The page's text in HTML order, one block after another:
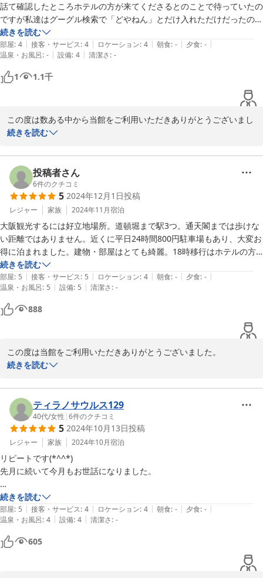
話て確認したところホテルの方が来てくださるとのことで待っていたの
ですが私達はグーグル検索で「どやねん」とだけ入れただけだったので
違う同じ系列の改装中のホテルに来ていて折り返し電話をいただき
違うホテルに来ていた事が発覚し改めて検索し直し到着した次第です！
最初、もう凄く荒れた廃墟のような感じのところで安いのでこんなのか
と思いながらもあまりにも酷いので心配していたのですが本当のところ
なぜ、最初に着いたときに違うホテルだと４人もいたのに誰一人気づか
なったのかホントにバカだと笑いが止まらなかった次第です！
感謝です！
おばさん達には少しこうしたタイプのホテルはハードル高かったですが
今度からはシステムもよくわかったので次回また大阪に行くことあった
ら改装中のホテルが完成したらそちらの方にもまた、行ってみたいと思
います！
この時のことは後から思い出し笑いを何度もしてしまってます！
ある意味、いい旅の思い出になりました！
（この時のホテルのお姉さんの対応が悪かったらこんな気持ちにはなれ
なかったと思います）
続きを読む
部屋: 4 | 接客・サービス: 4 | ロケーション: 4 | 朝食: - | 夕食: - |
温泉・お風呂: - | 設備: 4 | 清潔さ: -
1 1.1千
この度は数ある中から当館をご利用いただきありがとうございまし
た。
ございましたらご利用お待ちしております。
2025-01-13
続きを読む
投稿者さん
6件のクチコミ
5 2024年12月1日投稿
レジャー 家族 2024年11月宿泊
大阪観光するには好立地場所。道頓堀まで駅3つ。通天閣までは歩けな
い距離ではありません。近くに平日24時間800円駐車場もあり、大変お
得に泊まれました。建物・部屋はとても綺麗。18時移行はホテルの方
はいませんが、チャックイン・チェックアウトともにスムーズで、トラ
ブルが無ければ快適に過ごせます。しいて言うなら、テレビがカードの
読み取りがうまくいっておらず、途中で何度も消えた。改善すると良い
かと思います。機会があれば、また利用したい。
続きを読む
部屋: 5 | 接客・サービス: 5 | ロケーション: 4 | 朝食: - | 夕食: - |
温泉・お風呂: 5 | 設備: 5 | 清潔さ: -
888
この度は当館をご利用いただきありがとうございました。
テレビに関してご不便をおかけして申し訳ございません。そんな中
またの機会がございましたらご利用お待ちしております。
2024-12-05
続きを読む
ティラノサウルス129
40代/女性 |6件のクチコミ
5 2024年10月13日投稿
レジャー 家族 2024年10月宿泊
リピートです(*^^*)
先月に続いて今月もお世話になりました。
ホテルに入るまでは緊張しながらでしたが
今回もホテル内では快適に過ごさせていただきました。
必要最低限が全て揃ってて
お部屋も広さがあり
続きを読む
部屋: 5 | 接客・サービス: 4 | ロケーション: 4 | 朝食: - | 夕食: - |
温泉・お風呂: 4 | 設備: 4 | 清潔さ: -
605